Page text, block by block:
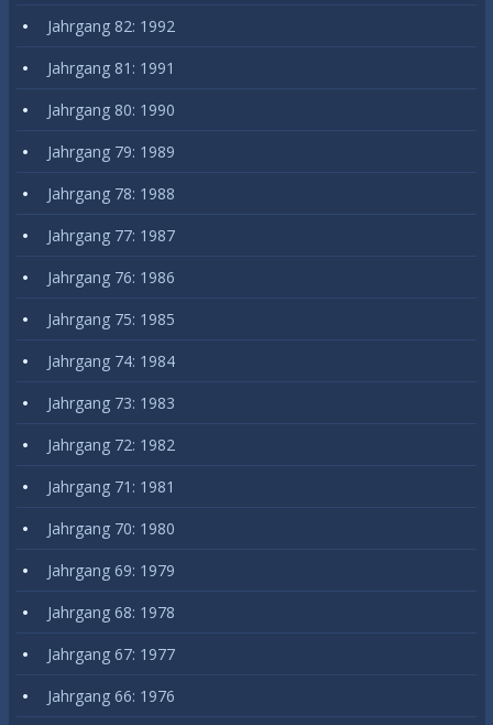
Jahrgang 82: 1992
Jahrgang 81: 1991
Jahrgang 80: 1990
Jahrgang 79: 1989
Jahrgang 78: 1988
Jahrgang 77: 1987
Jahrgang 76: 1986
Jahrgang 75: 1985
Jahrgang 74: 1984
Jahrgang 73: 1983
Jahrgang 72: 1982
Jahrgang 71: 1981
Jahrgang 70: 1980
Jahrgang 69: 1979
Jahrgang 68: 1978
Jahrgang 67: 1977
Jahrgang 66: 1976